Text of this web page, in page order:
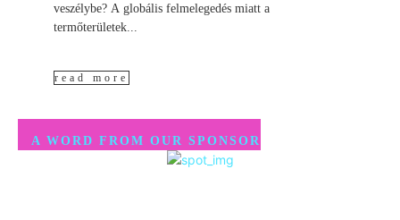
veszélybe? A globális felmelegedés miatt a
termőterületek...
read more
A WORD FROM OUR SPONSOR